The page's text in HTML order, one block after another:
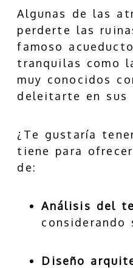
Algunas de las
perderte las
famoso
tranquilas como
muy conocidos
deleitarte en sus
¿Te gustaría
tiene para
de:
Análisis del
Diseño